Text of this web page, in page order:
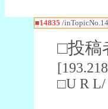
■14835 /
□投稿
□U R L/